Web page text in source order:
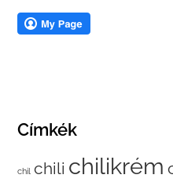
Címkék
chil chili chilikrém